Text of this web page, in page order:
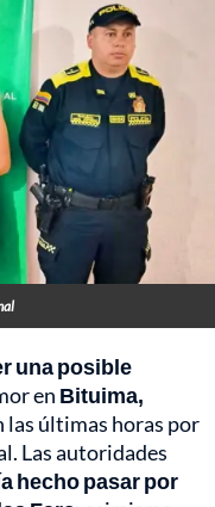
una posible
en Bituima,
las últimas horas por
Las autoridades
hecho pasar por